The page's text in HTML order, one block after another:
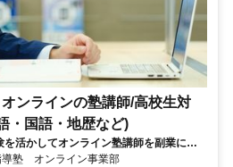
オンラインの塾講師/高校生対
・国語・地歴など)
を活かしてオンライン塾講師を副業に！
導塾 オンライン事業部